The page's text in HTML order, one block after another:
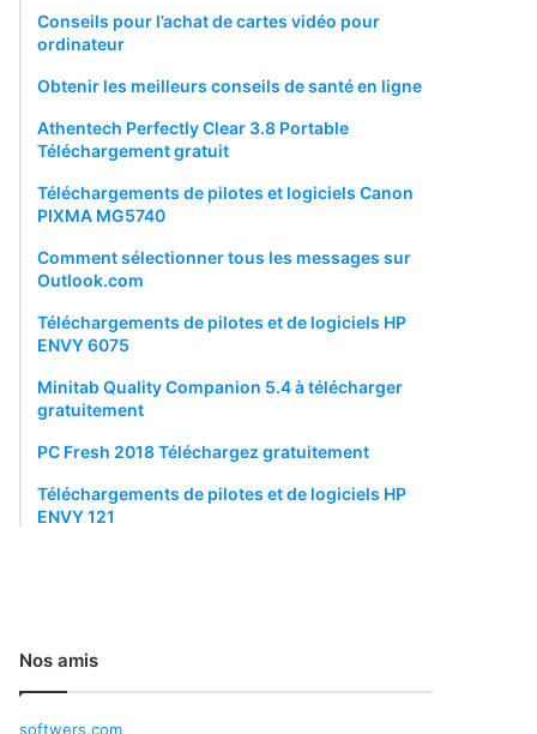
Conseils pour l’achat de cartes vidéo pour
ordinateur
Obtenir les meilleurs conseils de santé en ligne
Athentech Perfectly Clear 3.8 Portable
Téléchargement gratuit
Téléchargements de pilotes et logiciels Canon
PIXMA MG5740
Comment sélectionner tous les messages sur
Outlook.com
Téléchargements de pilotes et de logiciels HP
ENVY 6075
Minitab Quality Companion 5.4 à télécharger
gratuitement
PC Fresh 2018 Téléchargez gratuitement
Téléchargements de pilotes et de logiciels HP
ENVY 121
Nos amis
softwers.com